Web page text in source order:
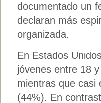
documentado un
declaran más
organizada.
En Estados
jóvenes entre 18
mientras que casi
(44%). En